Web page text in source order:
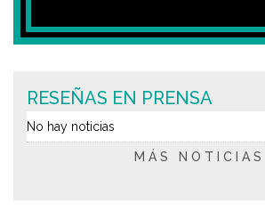
RESEÑAS EN PRENSA
No hay noticias
MÁS NOTICIAS